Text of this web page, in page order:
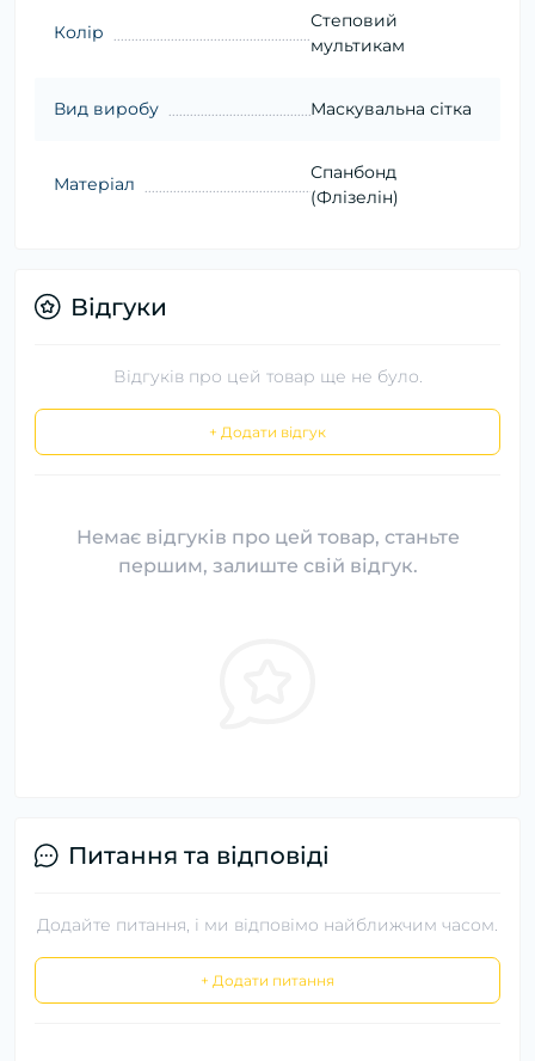
Колір
Степовий
мультикам
Вид виробу Маскувальна сітка
Матеріал
Спанбонд
(Флізелін)
Відгуки
Відгуків про цей товар ще не було.
+ Додати відгук
Немає відгуків про цей товар, станьте
першим, залиште свій відгук.
Питання та відповіді
Додайте питання, і ми відповімо найближчим часом.
+ Додати питання